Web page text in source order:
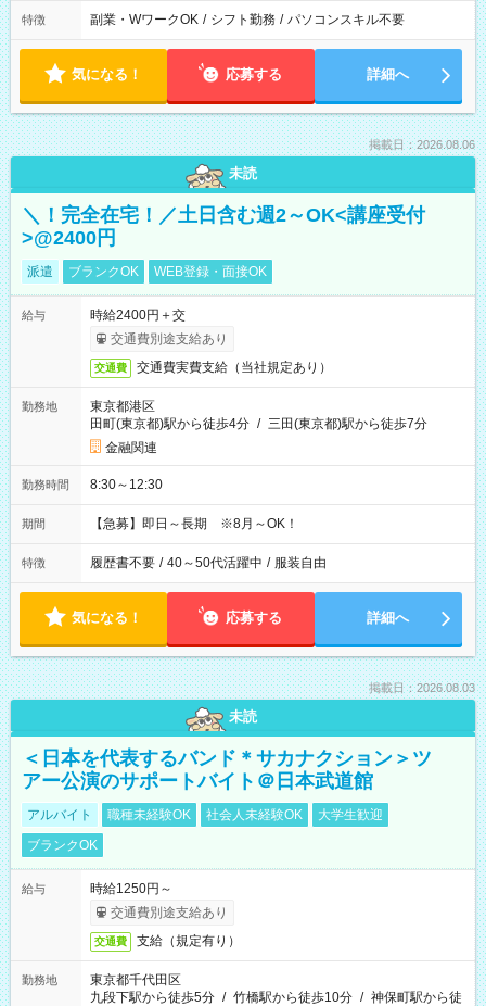
特徴 副業・WワークOK / シフト勤務 / パソコンスキル不要
気になる！ 応募する 詳細へ
掲載日：2026.08.06
未読
＼！完全在宅！／土日含む週2～OK<講座受付
>@2400円
派遣 ブランクOK WEB登録・面接OK
給与
時給2400円＋交
交通費別途支給あり
交通費 交通費実費支給（当社規定あり）
勤務地
東京都港区
田町(東京都)駅から徒歩4分 / 三田(東京都)駅から徒歩7分
金融関連
勤務時間 8:30～12:30
期間 【急募】即日～長期 ※8月～OK！
特徴 履歴書不要 / 40～50代活躍中 / 服装自由
気になる！ 応募する 詳細へ
掲載日：2026.08.03
未読
＜日本を代表するバンド＊サカナクション＞ツ
アー公演のサポートバイト＠日本武道館
アルバイト 職種未経験OK 社会人未経験OK
大学生歓迎
ブランクOK
給与
時給1250円～
交通費別途支給あり
交通費 支給（規定有り）
勤務地
東京都千代田区
九段下駅から徒歩5分 / 竹橋駅から徒歩10分 / 神保町駅から徒